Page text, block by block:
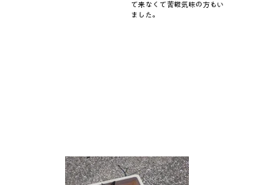
て来なくて苦戦気味の方もい
ました。